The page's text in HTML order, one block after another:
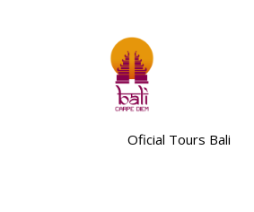
Oficial Tours Bali